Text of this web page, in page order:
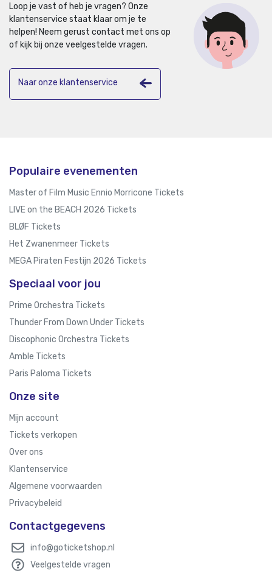
Loop je vast of heb je vragen? Onze
klantenservice staat klaar om je te
helpen! Neem gerust contact met ons op
of kijk bij onze veelgestelde vragen.
Naar onze klantenservice
Populaire evenementen
Master of Film Music Ennio Morricone Tickets
LIVE on the BEACH 2026 Tickets
BLØF Tickets
Het Zwanenmeer Tickets
MEGA Piraten Festijn 2026 Tickets
Speciaal voor jou
Prime Orchestra Tickets
Thunder From Down Under Tickets
Discophonic Orchestra Tickets
Amble Tickets
Paris Paloma Tickets
Onze site
Mijn account
Tickets verkopen
Over ons
Klantenservice
Algemene voorwaarden
Privacybeleid
Contactgegevens
info@goticketshop.nl
Veelgestelde vragen